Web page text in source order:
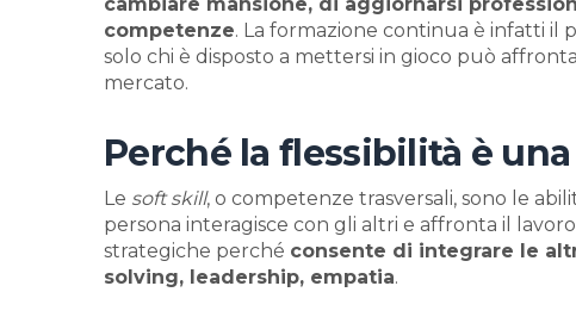
competenze. La formazione continua è infatti il
solo chi è disposto a mettersi in gioco può
mercato.
Perché la flessibilità è
Le soft skill, o competenze trasversali, sono le
persona interagisce con gli altri e affronta il
strategiche perché consente di integrare le
solving, leadership, empatia.